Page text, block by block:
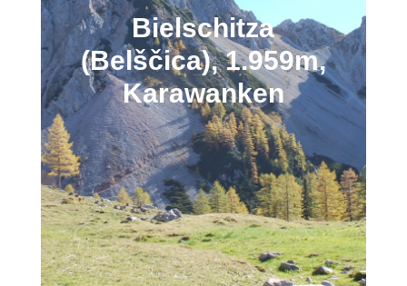
Bielschitza
(Belščica), 1.959m,
Karawanken